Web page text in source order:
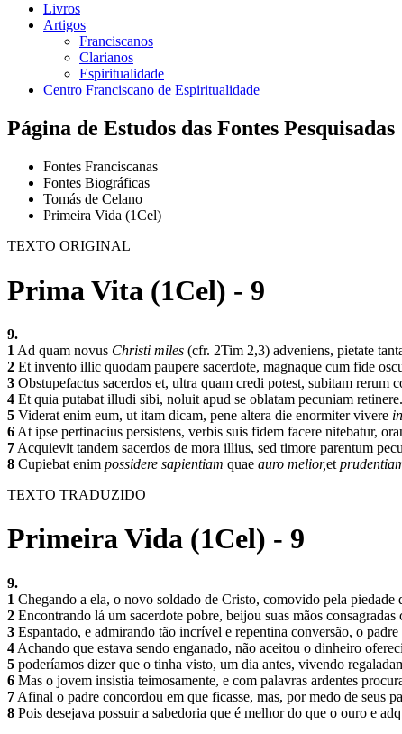
Livros
Artigos
Franciscanos
Clarianos
Espiritualidade
Centro Franciscano de Espiritualidade
Página de Estudos das Fontes Pesquisadas
Fontes Franciscanas
Fontes Biográficas
Tomás de Celano
Primeira Vida (1Cel)
TEXTO ORIGINAL
Prima Vita (1Cel) - 9
9.
1 Ad quam novus Christi miles (cfr. 2Tim 2,3) adveniens, pietate
2 Et invento illic quodam paupere sacerdote, magnaque cum fide
3 Obstupefactus sacerdos et, ultra quam credi potest, subitam rerum
4 Et quia putabat illudi sibi, noluit apud se oblatam pecuniam retinere.
5 Viderat enim eum, ut itam dicam, pene altera die enormiter vivere
6 At ipse pertinacius persistens, verbis suis fidem facere nitebatur,
7 Acquievit tandem sacerdos de mora illius, sed timore parentum
8 Cupiebat enim possidere sapientiam quae auro melior,et
TEXTO TRADUZIDO
Primeira Vida (1Cel) - 9
9.
1 Chegando a ela, o novo soldado de Cristo, comovido pela piedade
2 Encontrando lá um sacerdote pobre, beijou suas mãos
3 Espantado, e admirando tão incrível e repentina conversão, o padre
4 Achando que estava sendo enganado, não aceitou o dinheiro
5 poderíamos dizer que o tinha visto, um dia antes, vivendo
6 Mas o jovem insistia teimosamente, e com palavras ardentes
7 Afinal o padre concordou em que ficasse, mas, por medo de seus
8 Pois desejava possuir a sabedoria que é melhor do que o ouro e